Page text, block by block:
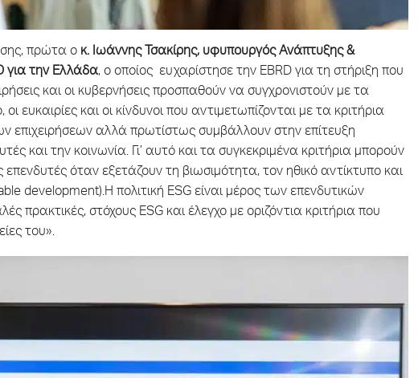
πρώτα ο κ. Ιωάννης Τσακίρης, υφυπουργός Ανάπτυξης &
για την Ελλάδα, ο οποίος ευχαρίστησε την EBRD για τη στήριξη που
και οι κυβερνήσεις προσπαθούν να συγχρονιστούν με τα
ευκαιρίες και οι κίνδυνοι που αντιμετωπίζονται με τα κριτήρια
επιχειρήσεων αλλά πρωτίστως συμβάλλουν στην επίτευξη
και την κοινωνία. Γι’ αυτό και τα συγκεκριμένα κριτήρια μπορούν
όταν εξετάζουν τη βιωσιμότητα, τον ηθικό αντίκτυπο και
development).Η πολιτική ESG είναι μέρος των επενδυτικών
πρακτικές, στόχους ESG και έλεγχο με οριζόντια κριτήρια που
του».